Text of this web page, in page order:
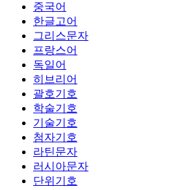
중국어
한글고어
그리스문자
프랑스어
독일어
히브리어
괄호기호
학술기호
기술기호
첨자기호
라틴문자
러시아문자
단위기호